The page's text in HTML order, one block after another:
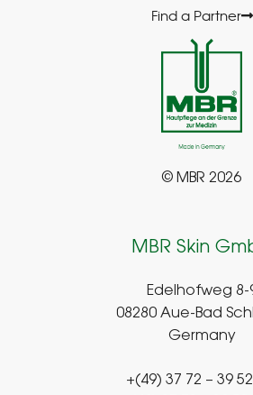
Find a Partner
© MBR 2026
MBR Skin
Edelhofweg 8-
08280 Aue-Bad
Germany
+(49) 37 72 – 39